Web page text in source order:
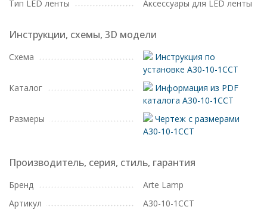
Тип LED ленты Аксессуары для LED ленты
Инструкции, схемы, 3D модели
Схема
Инструкция по
установке A30-10-1CCT
Каталог
Информация из PDF
каталога A30-10-1CCT
Размеры
Чертеж с размерами
A30-10-1CCT
Производитель, серия, стиль, гарантия
Бренд
Arte Lamp
Артикул
A30-10-1CCT